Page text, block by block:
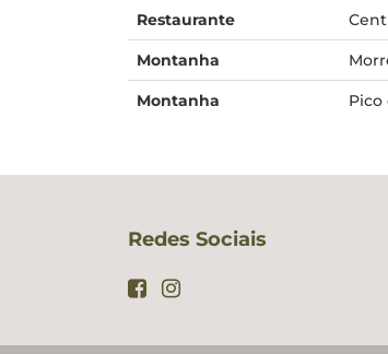
Restaurante
Montanha
Montanha Pico
Redes Sociais